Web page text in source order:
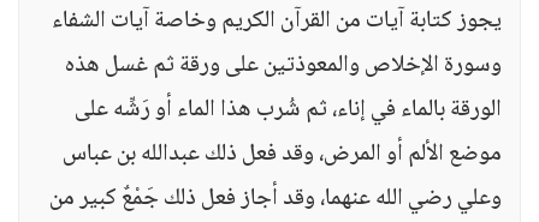
يجوز كتابة آيات من القرآن الكريم وخاصة آيات الشفاء
وسورة الإخلاص والمعوذتين على ورقة ثم غسل هذه
الورقة بالماء في إناء، ثم شُرب هذا الماء أو رَشِّه على
موضع الألم أو المرض، وقد فعل ذلك عبدالله بن عباس
وعلي رضي الله عنهما، وقد أجاز فعل ذلك جَمْعٌ كبير من